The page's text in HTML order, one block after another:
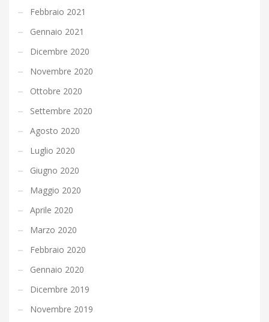
Febbraio 2021
Gennaio 2021
Dicembre 2020
Novembre 2020
Ottobre 2020
Settembre 2020
Agosto 2020
Luglio 2020
Giugno 2020
Maggio 2020
Aprile 2020
Marzo 2020
Febbraio 2020
Gennaio 2020
Dicembre 2019
Novembre 2019